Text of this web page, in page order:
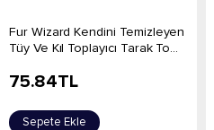
Fur Wizard Kendini Temizleyen
Tüy Ve Kıl Toplayıcı Tarak To...
75.84TL
Sepete Ekle